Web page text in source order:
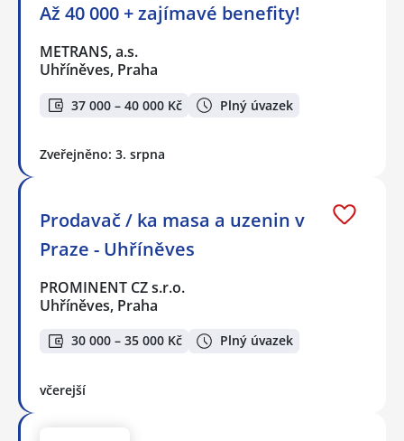
Až 40 000 + zajímavé benefity!
METRANS, a.s.
Uhříněves, Praha
37 000 – 40 000 Kč Plný úvazek
Zveřejněno: 3. srpna
Prodavač / ka masa a uzenin v
Praze - Uhříněves
PROMINENT CZ s.r.o.
Uhříněves, Praha
30 000 – 35 000 Kč Plný úvazek
včerejší